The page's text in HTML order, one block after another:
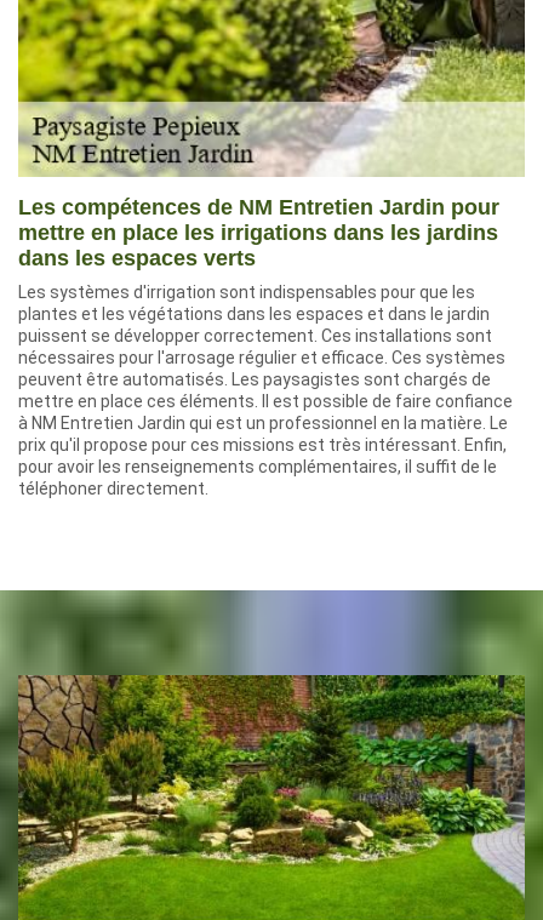
Les compétences de NM Entretien Jardin pour
mettre en place les irrigations dans les jardins
dans les espaces verts
Les systèmes d'irrigation sont indispensables pour que les
plantes et les végétations dans les espaces et dans le jardin
puissent se développer correctement. Ces installations sont
nécessaires pour l'arrosage régulier et efficace. Ces systèmes
peuvent être automatisés. Les paysagistes sont chargés de
mettre en place ces éléments. Il est possible de faire confiance
à NM Entretien Jardin qui est un professionnel en la matière. Le
prix qu'il propose pour ces missions est très intéressant. Enfin,
pour avoir les renseignements complémentaires, il suffit de le
téléphoner directement.